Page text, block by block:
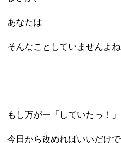
あなたは
そんなことしていませんよ
もし万が一「していたっ！
今日から改めればいいだけで